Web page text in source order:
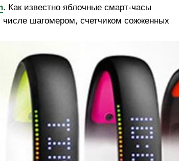
. Как известно яблочные смарт-часы
шагомером, счетчиком сожженных